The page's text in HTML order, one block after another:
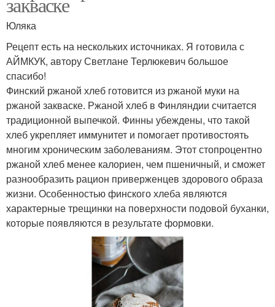
Юляка
Рецепт есть на нескольких источниках. Я готовила с
АЙМКУК, автору Светлане Терлюкевич большое
спасибо!
Финский ржаной хлеб готовится из ржаной муки на
ржаной закваске. Ржаной хлеб в Финляндии считается
традиционной выпечкой. Финны убеждены, что такой
хлеб укрепляет иммунитет и помогает противостоять
многим хроническим заболеваниям. Этот стопроцентно
ржаной хлеб менее калориен, чем пшеничный, и сможет
разнообразить рацион приверженцев здорового образа
жизни. Особенностью финского хлеба являются
характерные трещинки на поверхности подовой буханки,
которые появляются в результате формовки.